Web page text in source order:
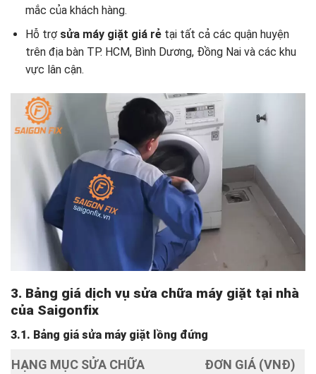
mắc của khách hàng.
Hỗ trợ sửa máy giặt giá rẻtại tất cả các quận huyện
trên địa bàn TP. HCM, Bình Dương, Đồng Nai và các khu
vực lân cận.
3. Bảng giá dịch vụ sửa chữa máy giặt tại nhà
của Saigonfix
3.1. Bảng giá sửa máy giặt lồng đứng
HẠNG MỤC SỬA CHỮA ĐƠN GIÁ (VNĐ)